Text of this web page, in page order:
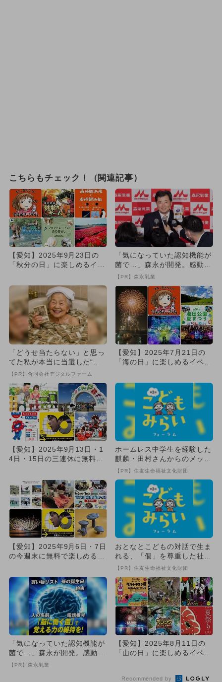
こちらもチェック！（関連記事）
【愛知】2025年9月23日の
「秋分の日」に楽しめるイベ
「気になっていた認知機能が
菌で…」森永が開発。感動の
70代続出
【PR】森永乳業
「どうせ当たらない」と思っ
てた私が本当に当選した“買
い方”がこれ
【PR】合同会社デジタルファーム
【愛知】2025年7月21日の
「海の日」に楽しめるイベン
【愛知】2025年9月13日・1
4日・15日の三連休に無料で
ホームレス中学生を経験した
麒麟・田村さんからのメッセ
ージ
【PR】住友生命福祉文化財団
【愛知】2025年9月6日・7日
の今週末に無料で楽しめるイ
おとなとこどもの対話で生ま
れる、「個」を尊重した社会
づくり
【PR】住友生命福祉文化財団
「気になっていた認知機能が
菌で…」森永が開発。感動の
70代続出
【PR】森永乳業
【愛知】2025年8月11日の
「山の日」に楽しめるイベン
Recommended by